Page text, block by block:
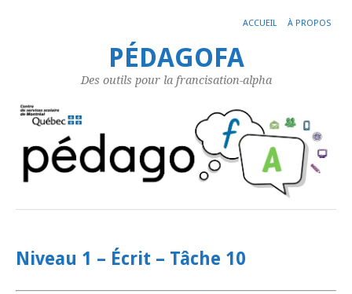
ACCUEIL À PROPOS
PÉDAGOFA
Des outils pour la francisation-alpha
Niveau 1 – Écrit – Tâche 10